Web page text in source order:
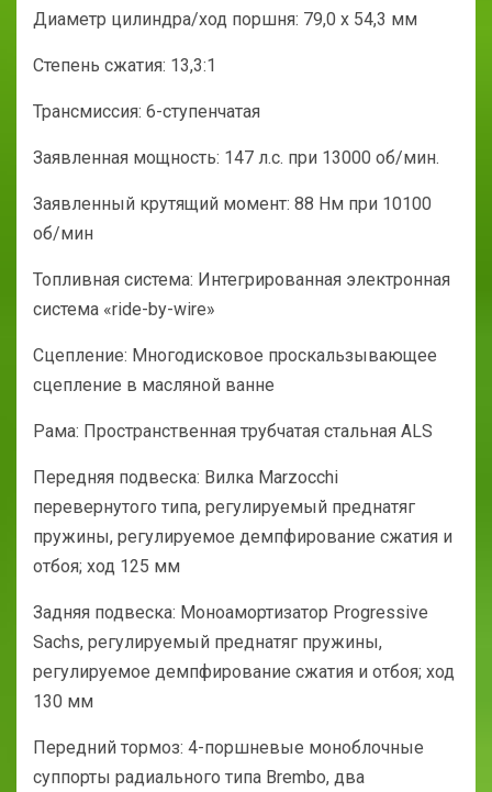
Диаметр цилиндра/ход поршня: 79,0 x 54,3 мм
Степень сжатия: 13,3:1
Трансмиссия: 6-ступенчатая
Заявленная мощность: 147 л.с. при 13000 об/мин.
Заявленный крутящий момент: 88 Нм при 10100
об/мин
Топливная система: Интегрированная электронная
система «ride-by-wire»
Сцепление: Многодисковое проскальзывающее
сцепление в масляной ванне
Рама: Пространственная трубчатая стальная ALS
Передняя подвеска: Вилка Marzocchi
перевернутого типа, регулируемый преднатяг
пружины, регулируемое демпфирование сжатия и
отбоя; ход 125 мм
Задняя подвеска: Моноамортизатор Progressive
Sachs, регулируемый преднатяг пружины,
регулируемое демпфирование сжатия и отбоя; ход
130 мм
Передний тормоз: 4-поршневые моноблочные
суппорты радиального типа Brembo, два